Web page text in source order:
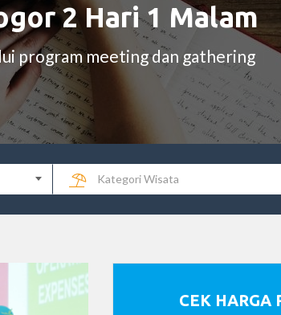
2 Hari 1 Malam
program meeting dan gathering
Kategori Wisata
CEK HARGA